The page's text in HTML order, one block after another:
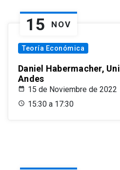
15 NOV
Teoría Económica
Daniel Habermacher,
Andes
15 de Noviembre de 2022
15:30 a 17:30